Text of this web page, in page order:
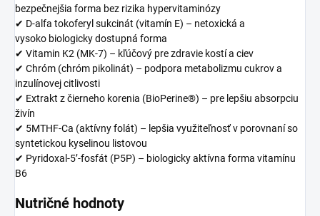
bezpečnejšia forma bez rizika hypervitaminózy
✔ D-alfa tokoferyl sukcinát (vitamín E) – netoxická a
vysoko biologicky dostupná forma
✔ Vitamin K2 (MK-7) – kľúčový pre zdravie kostí a ciev
✔ Chróm (chróm pikolinát) – podpora metabolizmu cukrov a
inzulínovej citlivosti
✔ Extrakt z čierneho korenia (BioPerine®) – pre lepšiu absorpciu
živín
✔ 5MTHF-Ca (aktívny folát) – lepšia využiteľnosť v porovnaní so
syntetickou kyselinou listovou
✔ Pyridoxal-5’-fosfát (P5P) – biologicky aktívna forma vitamínu
B6
Nutričné hodnoty